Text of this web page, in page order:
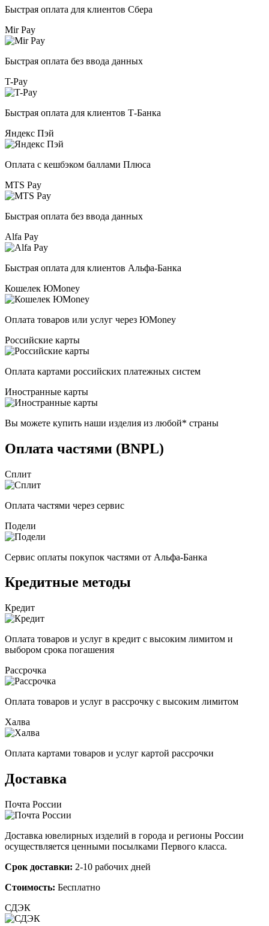
Быстрая оплата для клиентов Сбера
Mir Pay
Быстрая оплата без ввода данных
T-Pay
Быстрая оплата для клиентов Т-Банка
Яндекс Пэй
Оплата с кешбэком баллами Плюса
MTS Pay
Быстрая оплата без ввода данных
Alfa Pay
Быстрая оплата для клиентов Альфа-Банка
Кошелек ЮMoney
Оплата товаров или услуг через ЮMoney
Российские карты
Оплата картами российских платежных систем
Иностранные карты
Вы можете купить наши изделия из любой* страны
Оплата частями (BNPL)
Сплит
Оплата частями через сервис
Подели
Сервис оплаты покупок частями от Альфа-Банка
Кредитные методы
Кредит
Оплата товаров и услуг в кредит с высоким лимитом и
выбором срока погашения
Рассрочка
Оплата товаров и услуг в рассрочку с высоким лимитом
Халва
Оплата картами товаров и услуг картой рассрочки
Доставка
Почта России
Доставка ювелирных изделий в города и регионы России
осуществляется ценными посылками Первого класса.
Срок доставки: 2-10 рабочих дней
Стоимость: Бесплатно
СДЭК